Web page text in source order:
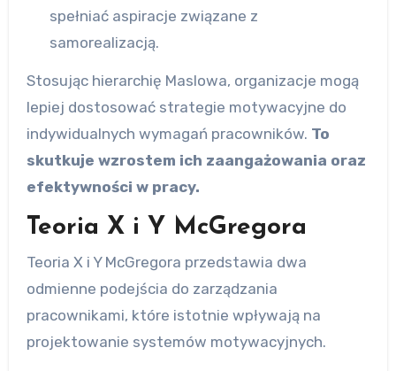
spełniać aspiracje związane z
samorealizacją.
Stosując hierarchię Maslowa, organizacje mogą
lepiej dostosować strategie motywacyjne do
indywidualnych wymagań pracowników. To
skutkuje wzrostem ich zaangażowania oraz
efektywności w pracy.
Teoria X i Y McGregora
Teoria X i Y McGregora przedstawia dwa
odmienne podejścia do zarządzania
pracownikami, które istotnie wpływają na
projektowanie systemów motywacyjnych.